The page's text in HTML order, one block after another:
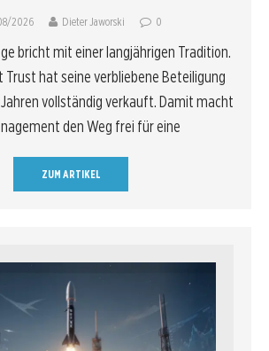
2026 Dieter Jaworski 0
bricht mit einer langjährigen Tradition.
Trust hat seine verbliebene Beteiligung
Jahren vollständig verkauft. Damit macht
den Weg frei für eine
ZUM ARTIKEL